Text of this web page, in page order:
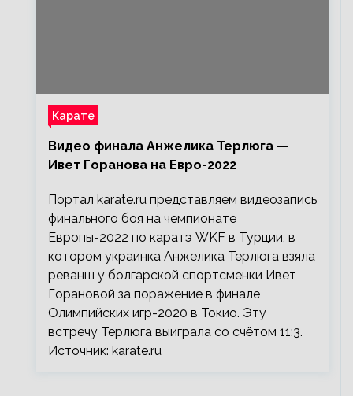
Карате
Видео финала Анжелика Терлюга —
Ивет Горанова на Евро-2022
Портал karate.ru представляем видеозапись
финального боя на чемпионате
Европы-2022 по каратэ WKF в Турции, в
котором украинка Анжелика Терлюга взяла
реванш у болгарской спортсменки Ивет
Горановой за поражение в финале
Олимпийских игр-2020 в Токио. Эту
встречу Терлюга выиграла со счётом 11:3.
Источник: karate.ru